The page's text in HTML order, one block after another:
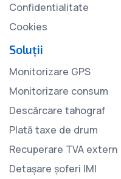
Confidentialitate
Cookies
Soluții
Monitorizare GPS
Monitorizare consum
Descărcare tahograf
Plată taxe de drum
Recuperare TVA extern
Detașare șoferi IMI